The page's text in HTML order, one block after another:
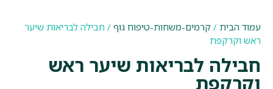
עמוד הבית / קרמים-משחות-טיפוח גוף / חבילה לבריאות שיער
ראש וקרקפת
חבילה לבריאות שיער ראש
וקרקפת